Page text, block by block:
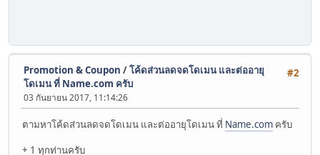
#2
Promotion & Coupon /โค้ดส่วนลดจดโดเมน และต่ออายุ
โดเมน ที่ Name.com ครับ
03 กันยายน 2017, 11:14:26
ตามหาโค้ดส่วนลดจดโดเมน และต่ออายุโดเมน ที่ Name.com ครับ
+ 1 ทุกท่านครับ